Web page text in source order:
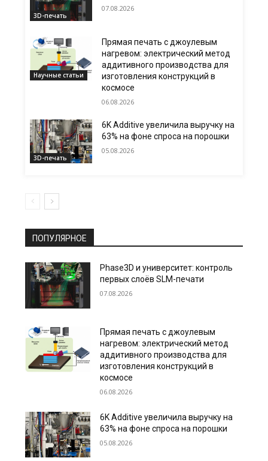
3D-печать
07.08.2026
Научные статьи
Прямая печать с джоулевым
нагревом: электрический метод
аддитивного производства для
изготовления конструкций в
космосе
06.08.2026
3D-печать
6K Additive увеличила выручку на
63% на фоне спроса на порошки
05.08.2026
ПОПУЛЯРНОЕ
Phase3D и университет: контроль
первых слоёв SLM-печати
07.08.2026
Прямая печать с джоулевым
нагревом: электрический метод
аддитивного производства для
изготовления конструкций в
космосе
06.08.2026
6K Additive увеличила выручку на
63% на фоне спроса на порошки
05.08.2026